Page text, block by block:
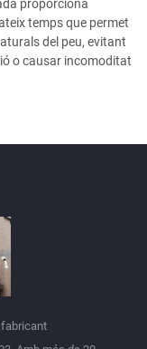
proporciona
temps que permet
del peu, evitant
o causar incomoditat
fabricant